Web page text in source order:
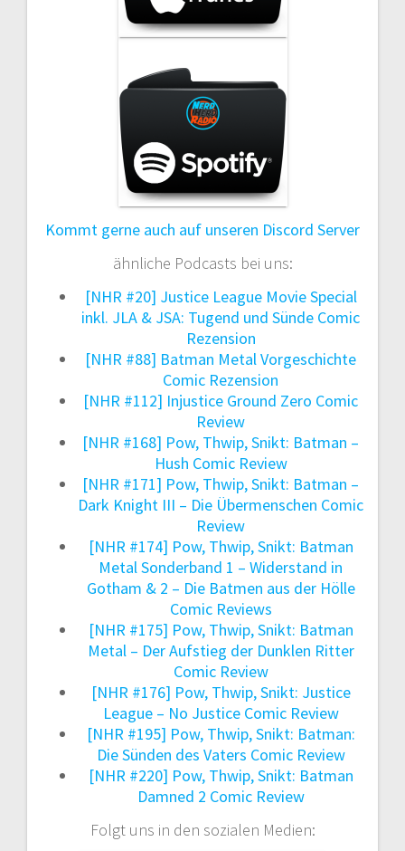
Kommt gerne auch auf unseren Discord Server
ähnliche Podcasts bei uns:
[NHR #20] Justice League Movie Special
inkl. JLA & JSA: Tugend und Sünde Comic
Rezension
[NHR #88] Batman Metal Vorgeschichte
Comic Rezension
[NHR #112] Injustice Ground Zero Comic
Review
[NHR #168] Pow, Thwip, Snikt: Batman –
Hush Comic Review
[NHR #171] Pow, Thwip, Snikt: Batman –
Dark Knight III – Die Übermenschen Comic
Review
[NHR #174] Pow, Thwip, Snikt: Batman
Metal Sonderband 1 – Widerstand in
Gotham & 2 – Die Batmen aus der Hölle
Comic Reviews
[NHR #175] Pow, Thwip, Snikt: Batman
Metal – Der Aufstieg der Dunklen Ritter
Comic Review
[NHR #176] Pow, Thwip, Snikt: Justice
League – No Justice Comic Review
[NHR #195] Pow, Thwip, Snikt: Batman:
Die Sünden des Vaters Comic Review
[NHR #220] Pow, Thwip, Snikt: Batman
Damned 2 Comic Review
Folgt uns in den sozialen Medien: